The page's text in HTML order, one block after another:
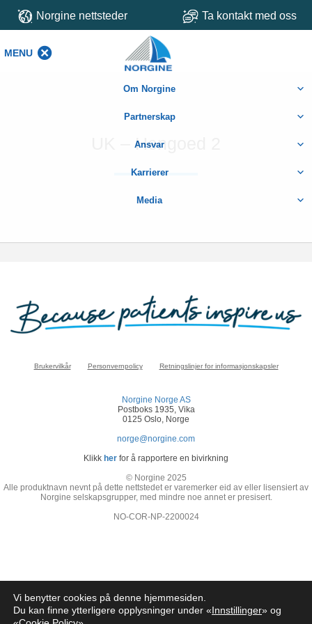
Norgine nettsteder Ta kontakt med oss
MENU
Om Norgine
Partnerskap
Ansvar
Karrierer
Media
UK – Hengoed 2
Brukervilkår Personvernpolicy Retningslinjer for informasjonskapsler
Norgine Norge AS
Postboks 1935, Vika
0125 Oslo, Norge
norge@norgine.com
Klikk her for å rapportere en bivirkning
© Norgine 2025
Alle produktnavn nevnt på dette nettstedet er varemerker eid av eller lisensiert av
Norgine selskapsgrupper, med mindre noe annet er presisert.
NO-COR-NP-2200024
Vi benytter cookies på denne hjemmesiden.
Du kan finne ytterligere opplysninger under «Innstillinger» og